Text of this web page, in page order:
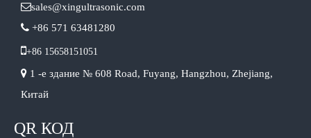
sales@xingultrasonic.com
 +86 571 63481280
+86 15658151051
 1 -е здание № 608 Road, Fuyang, Hangzhou, Zhejiang,
Китай
QR КОД